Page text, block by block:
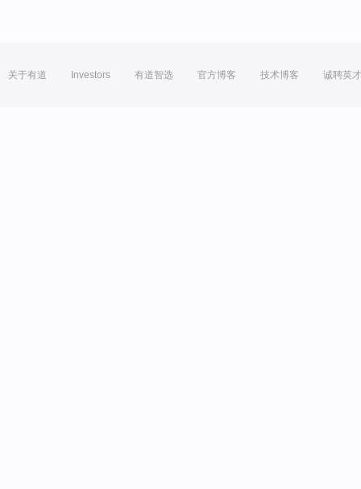
关于有道 Investors 有道智选 官方博客 技术博客 诚聘英才